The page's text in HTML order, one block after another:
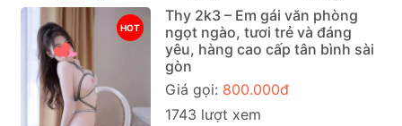
HOT
Thy 2k3 – Em gái văn phòng
ngọt ngào, tươi trẻ và đáng
yêu, hàng cao cấp tân bình sài
gòn
Giá gọi: 800.000đ
1743 lượt xem